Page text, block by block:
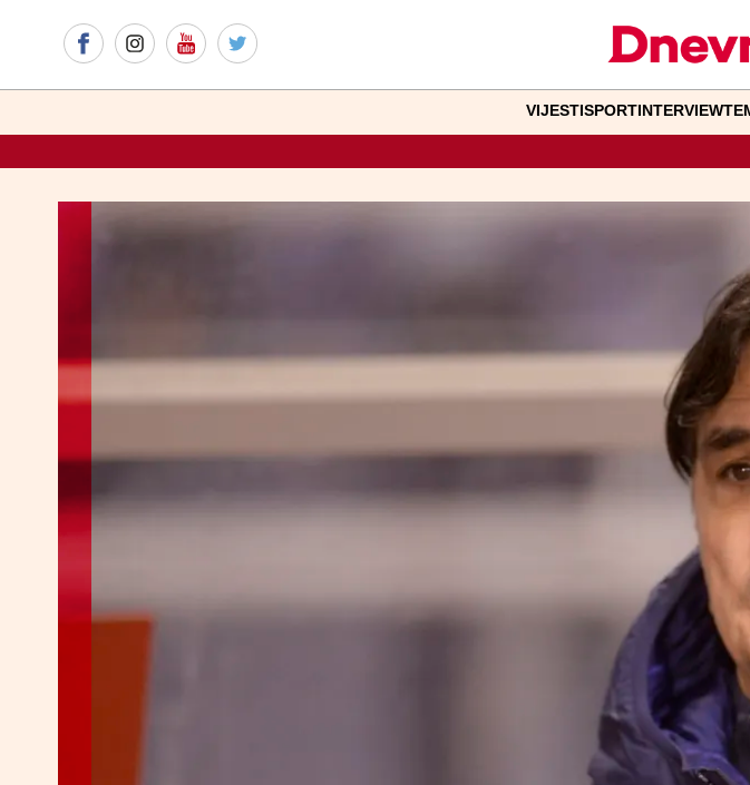
VIJESTISPORTINTERVIEW